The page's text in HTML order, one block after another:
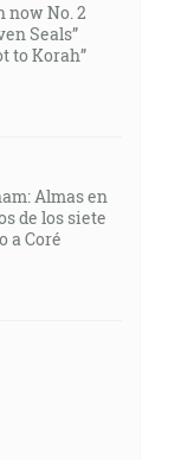
now No. 2
Seals”
to Korah”
Almas en
de los siete
a Coré